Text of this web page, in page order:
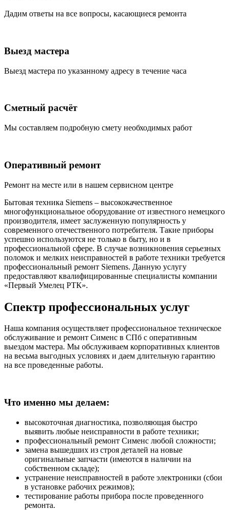
Дадим ответы на все вопросы, касающиеся ремонта
Выезд мастера
Выезд мастера по указанному адресу в течение часа
Сметный расчёт
Мы составляем подробную смету необходимых работ
Оперативный ремонт
Ремонт на месте или в нашем сервисном центре
Бытовая техника Siemens – высококачественное
многофункциональное оборудование от известного немецкого
производителя, имеет заслуженную популярность у
современного отечественного потребителя. Такие приборы
успешно используются не только в быту, но и в
профессиональной сфере. В случае возникновения серьезных
поломок и мелких неисправностей в работе техники требуется
профессиональный ремонт Siemens. Данную услугу
предоставляют квалифицированные специалисты компании
«Первый Умелец РТК».
Спектр профессиональных услуг
Наша компания осуществляет профессиональное техническое
обслуживание и ремонт Сименс в СПб с оперативным
выездом мастера. Мы обслуживаем корпоративных клиентов
на весьма выгодных условиях и даем длительную гарантию
на все проведенные работы.
Что именно мы делаем:
высокоточная диагностика, позволяющая быстро
выявить любые неисправности в работе техники;
профессиональный ремонт Сименс любой сложности;
замена вышедших из строя деталей на новые
оригинальные запчасти (имеются в наличии на
собственном складе);
устранение неисправностей в работе электроники (сбои
в установке рабочих режимов);
тестирование работы прибора после проведенного
ремонта.